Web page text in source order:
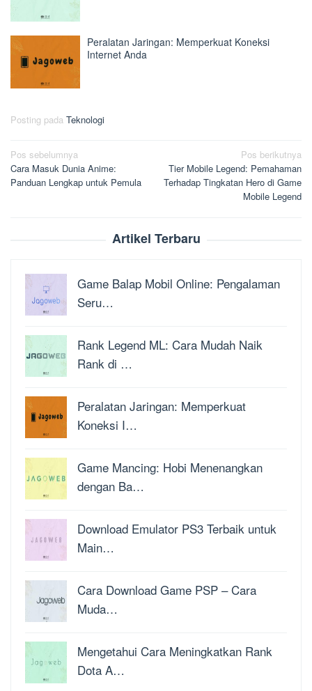
Peralatan Jaringan: Memperkuat Koneksi
Internet Anda
Posting pada Teknologi
Navigasi
pos
Pos sebelumnya
Cara Masuk Dunia Anime:
Panduan Lengkap untuk Pemula
Pos berikutnya
Tier Mobile Legend: Pemahaman
Terhadap Tingkatan Hero di Game
Mobile Legend
Artikel Terbaru
Game Balap Mobil Online: Pengalaman
Seru…
Rank Legend ML: Cara Mudah Naik
Rank di …
Peralatan Jaringan: Memperkuat
Koneksi I…
Game Mancing: Hobi Menenangkan
dengan Ba…
Download Emulator PS3 Terbaik untuk
Main…
Cara Download Game PSP – Cara
Muda…
Mengetahui Cara Meningkatkan Rank
Dota A…